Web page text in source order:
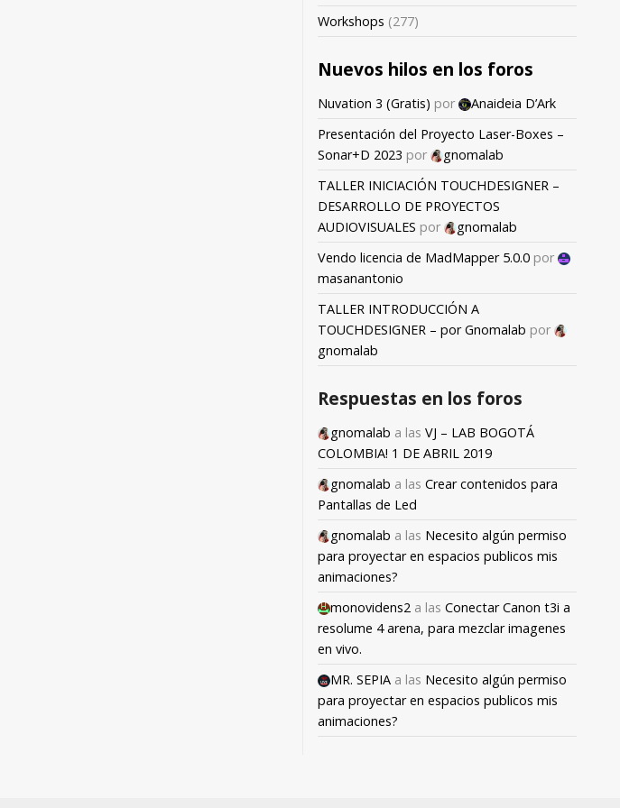
Workshops (277)
Nuevos hilos en los foros
Nuvation 3 (Gratis) por
Anaideia D’Ark
Presentación del Proyecto Laser-Boxes –
Sonar+D 2023 por
gnomalab
TALLER INICIACIÓN TOUCHDESIGNER –
DESARROLLO DE PROYECTOS
AUDIOVISUALES por
gnomalab
Vendo licencia de MadMapper 5.0.0 por
masanantonio
TALLER INTRODUCCIÓN A
TOUCHDESIGNER – por Gnomalab por
gnomalab
Respuestas en los foros
gnomalab a las VJ – LAB BOGOTÁ
COLOMBIA! 1 DE ABRIL 2019
gnomalab a las Crear contenidos para
Pantallas de Led
gnomalab a las Necesito algún permiso
para proyectar en espacios publicos mis
animaciones?
monovidens2 a las Conectar Canon t3i a
resolume 4 arena, para mezclar imagenes
en vivo.
MR. SEPIA a las Necesito algún permiso
para proyectar en espacios publicos mis
animaciones?